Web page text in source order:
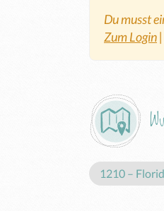
Du musst
Zum Login|
1210 –